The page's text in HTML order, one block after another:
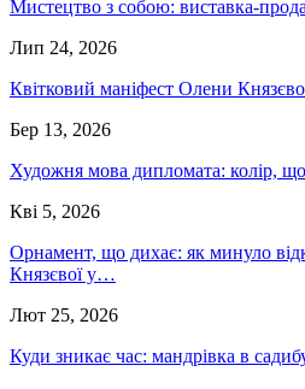
Мистецтво з собою: виставка-
Лип 24, 2026
Квітковий маніфест Олени
Бер 13, 2026
Художня мова дипломата: колір,
Кві 5, 2026
Орнамент, що дихає: як минуло
Князєвої у…
Лют 25, 2026
Куди зникає час: мандрівка в